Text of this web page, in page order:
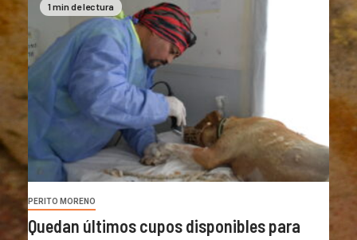
1 min de lectura
PERITO MORENO
Quedan últimos cupos disponibles para